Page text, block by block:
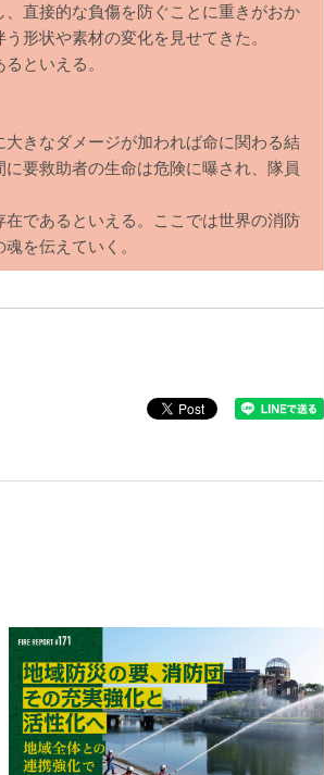
直接的な負傷を防ぐことに重きがおか
形状や素材の変化を見せてきた。
といえる。
きなダメージが加われば命に関わる結
要救助者の生命は危険に曝され、隊員
であるといえる。ここでは世界の消防
を伝えていく。